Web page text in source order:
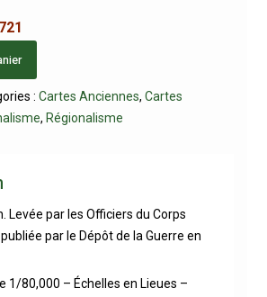
: Cartes Anciennes, Cartes
, Régionalisme
Levée par les Officiers du Corps
par le Dépôt de la Guerre en
1/80,000 – Échelles en Lieues –